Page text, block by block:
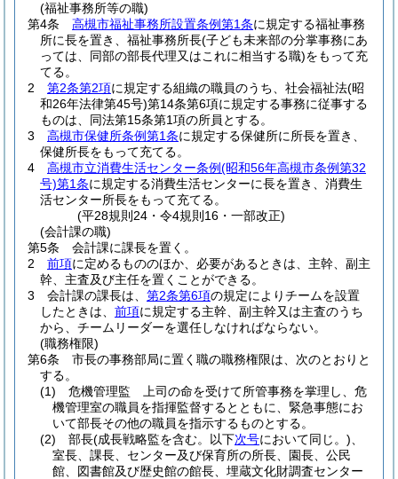
(福祉事務所等の職)
第4条
高槻市福祉事務所設置条例第1条に規定する福祉事務
所に長を置き、福祉事務所長(子ども未来部の分掌事務にあ
っては、同部の部長代理又はこれに相当する職)をもって充
てる。
2
第2条第2項に規定する組織の職員のうち、社会福祉法(昭
和26年法律第45号)第14条第6項に規定する事務に従事する
ものは、同法第15条第1項の所員とする。
3
高槻市保健所条例第1条に規定する保健所に所長を置き、
保健所長をもって充てる。
4
高槻市立消費生活センター条例(昭和56年高槻市条例第32
号)第1条に規定する消費生活センターに長を置き、消費生
活センター所長をもって充てる。
(平28規則24・令4規則16・一部改正)
(会計課の職)
第5条
会計課に課長を置く。
2
前項に定めるもののほか、必要があるときは、主幹、副主
幹、主査及び主任を置くことができる。
3
会計課の課長は、 第2条第6項の規定によりチームを設置
したときは、 前項に規定する主幹、副主幹又は主査のうち
から、チームリーダーを選任しなければならない。
(職務権限)
第6条
市長の事務部局に置く職の職務権限は、次のとおりと
する。
(1)
危機管理監 上司の命を受けて所管事務を掌理し、危
機管理室の職員を指揮監督するとともに、緊急事態にお
いて部長その他の職員を指示するものとする。
(2)
部長(成長戦略監を含む。以下次号において同じ。)
室長、課長、センター及び保育所の所長、園長、公民
館、図書館及び歴史館の館長、埋蔵文化財調査センター